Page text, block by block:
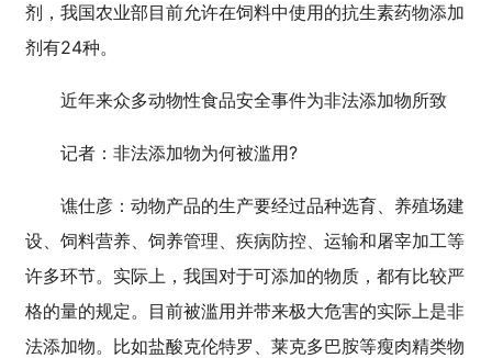
剂，我国农业部目前允许在饲料中使用的抗生素药物添加
剂有24种。
近年来众多动物性食品安全事件为非法添加物所致
记者：非法添加物为何被滥用?
谯仕彦：动物产品的生产要经过品种选育、养殖场建
设、饲料营养、饲养管理、疾病防控、运输和屠宰加工等
许多环节。实际上，我国对于可添加的物质，都有比较严
格的量的规定。目前被滥用并带来极大危害的实际上是非
法添加物。比如盐酸克伦特罗、莱克多巴胺等瘦肉精类物